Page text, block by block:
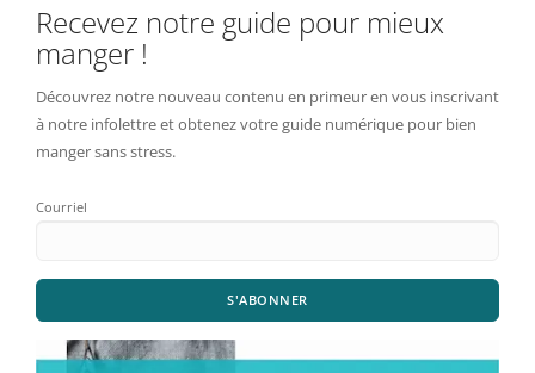
Recevez notre guide pour mieux
manger !
Découvrez notre nouveau contenu en primeur en vous inscrivant
à notre infolettre et obtenez votre guide numérique pour bien
manger sans stress.
Courriel
S'ABONNER